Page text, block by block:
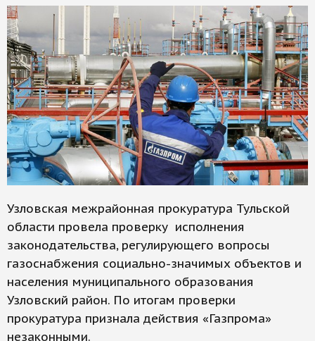
Узловская межрайонная прокуратура Тульской
области провела проверку исполнения
законодательства, регулирующего вопросы
газоснабжения социально-значимых объектов и
населения муниципального образования
Узловский район. По итогам проверки
прокуратура признала действия «Газпрома»
незаконными.